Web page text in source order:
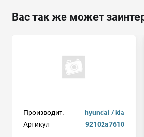
Вас так же может
Производит.
hyundai / kia
Артикул
92102a7610